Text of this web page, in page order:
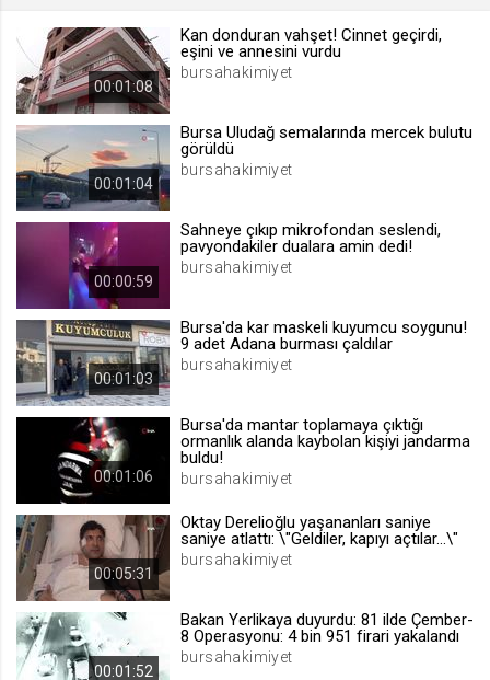
[hash]
.web.tv
Site içeriği önerme
1 yıl
voteLike*
.web.tv
1 ay
.web.tv
İsimsiz ziyaretçi için site içeriği
00:01:08
Kan donduran vahşet! Cinnet geçirdi,
eşini ve annesini vurdu
bursahakimiyet
00:01:04
Bursa Uludağ semalarında mercek bulutu
görüldü
bursahakimiyet
00:00:59
Sahneye çıkıp mikrofondan seslendi,
pavyondakiler dualara amin dedi!
bursahakimiyet
00:01:03
Bursa'da kar maskeli kuyumcu soygunu!
9 adet Adana burması çaldılar
bursahakimiyet
00:01:06
Bursa'da mantar toplamaya çıktığı
ormanlık alanda kaybolan kişiyi jandarma
buldu!
bursahakimiyet
00:05:31
Oktay Derelioğlu yaşananları saniye
saniye atlattı: \"Geldiler, kapıyı açtılar...\"
bursahakimiyet
00:01:52
Bakan Yerlikaya duyurdu: 81 ilde Çember-
8 Operasyonu: 4 bin 951 firari yakalandı
bursahakimiyet